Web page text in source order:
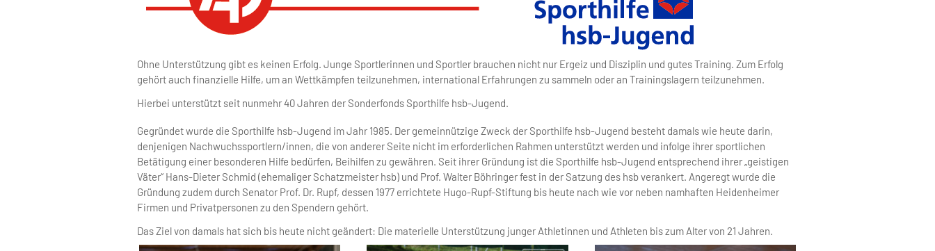
Ohne Unterstützung gibt es keinen Erfolg. Junge Sportlerinnen und Sportler brauchen nicht nur Ergeiz und Disziplin und gutes Training. Zum Erfolg
gehört auch finanzielle Hilfe, um an Wettkämpfen teilzunehmen, international Erfahrungen zu sammeln oder an Trainingslagern teilzunehmen.
Hierbei unterstützt seit nunmehr 40 Jahren der Sonderfonds Sporthilfe hsb-Jugend.
Gegründet wurde die Sporthilfe hsb-Jugend im Jahr 1985. Der gemeinnützige Zweck der Sporthilfe hsb-Jugend besteht damals wie heute darin,
denjenigen Nachwuchssportlern/innen, die von anderer Seite nicht im erforderlichen Rahmen unterstützt werden und infolge ihrer sportlichen
Betätigung einer besonderen Hilfe bedürfen, Beihilfen zu gewähren. Seit ihrer Gründung ist die Sporthilfe hsb-Jugend entsprechend ihrer „geistigen
Väter“ Hans-Dieter Schmid (ehemaliger Schatzmeister hsb) und Prof. Walter Böhringer fest in der Satzung des hsb verankert. Angeregt wurde die
Gründung zudem durch Senator Prof. Dr. Rupf, dessen 1977 errichtete Hugo-Rupf-Stiftung bis heute nach wie vor neben namhaften Heidenheimer
Firmen und Privatpersonen zu den Spendern gehört.
Das Ziel von damals hat sich bis heute nicht geändert: Die materielle Unterstützung junger Athletinnen und Athleten bis zum Alter von 21 Jahren.